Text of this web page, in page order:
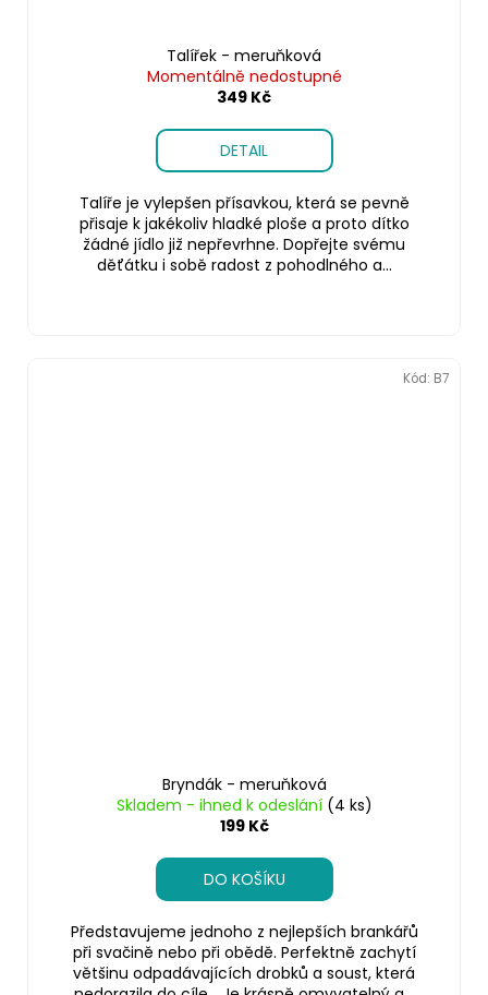
Talířek - meruňková
Momentálně nedostupné
349 Kč
DETAIL
Talíře je vylepšen přísavkou, která se pevně
přisaje k jakékoliv hladké ploše a proto dítko
žádné jídlo již nepřevrhne. Dopřejte svému
děťátku i sobě radost z pohodlného a...
Bryndák - meruňková
Skladem - ihned k odeslání (4 ks)
199 Kč
DO KOŠÍKU
Představujeme jednoho z nejlepších brankářů
při svačině nebo při obědě. Perfektně zachytí
většinu odpadávajících drobků a soust, která
Kód: B7